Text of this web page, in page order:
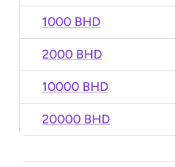
1000 BHD
2000 BHD
10000 BHD
20000 BHD